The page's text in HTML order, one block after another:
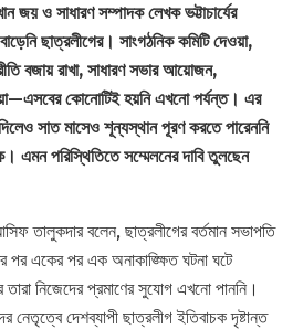
জয় ও সাধারণ সম্পাদক লেখক ভট্টাচার্যের
ছাত্রলীগের। সাংগঠনিক কমিটি দেওয়া,
বজায় রাখা, সাধারণ সভার আয়োজন,
কোনোটিই হয়নি এখনো পর্যন্ত। এর
সাত মাসেও শূন্যস্থান পূরণ করতে পারেননি
এমন পরিস্থিতিতে সম্মেলনের দাবি তুলছেন
তালুকদার বলেন, ছাত্রলীগের বর্তমান সভাপতি
পর একের পর এক অনাকাঙ্ক্ষিত ঘটনা ঘটে
তারা নিজেদের প্রমাণের সুযোগ এখনো পাননি।
নেতৃত্বে দেশব্যাপী ছাত্রলীগ ইতিবাচক দৃষ্টান্ত